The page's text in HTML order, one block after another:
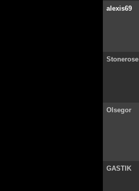
alexis69
Stonerose
Olsegor
GASTIK